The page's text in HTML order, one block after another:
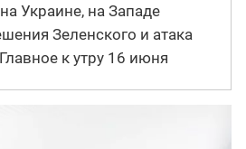
Украине, на Западе
Зеленского и атака
к утру 16 июня